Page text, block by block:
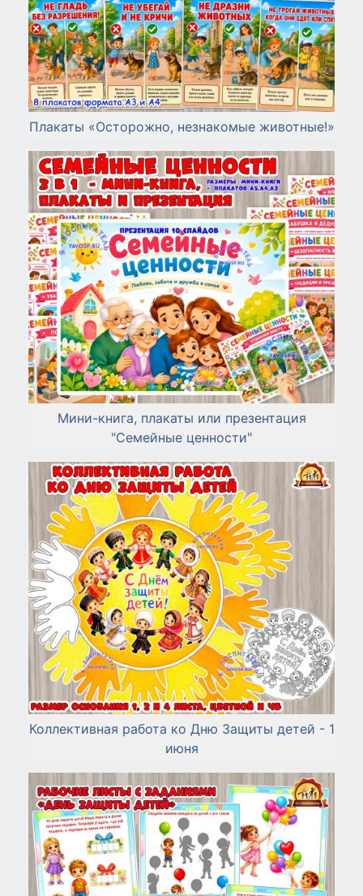
Плакаты «Осторожно, незнакомые животные!»
Мини-книга, плакаты или презентация
"Семейные ценности"
Коллективная работа ко Дню Защиты детей - 1
июня